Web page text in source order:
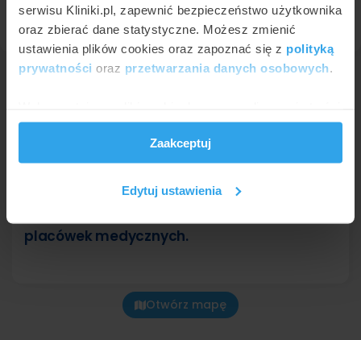
serwisu Kliniki.pl, zapewnić bezpieczeństwo użytkownika
oraz zbierać dane statystyczne. Możesz zmienić
ustawienia plików cookies oraz zapoznać się z polityką
prywatności oraz przetwarzania danych osobowych
i reklam, aby oferować funkcje społecznościowe i
analizować ruch w naszej witrynie. Informacje o tym, jak
korzystasz z naszej witryny, udostępniamy partnerom
społecznościowym, reklamowym i analitycznym.
otrzymanymi od Ciebie lub uzyskanymi podczas
korzystania z ich usług.
Zaakceptuj
Edytuj ustawienia
Profil placówki
Leczenie pijawkami na mapie Polski
tę usługę w swojej ofercie, przygotowaliśmy
placówek medycznych.
Otwórz mapę